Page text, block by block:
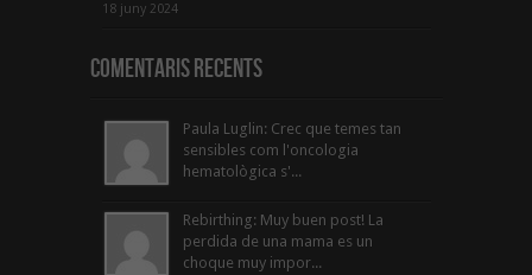
18 juny 2024
Comentaris Recents
Paula Luglin: Crec que temes tan
sensibles com l'oncologia
hematològica s'...
Rebirthing: Muy buen post! La
perdida de una mama es un
choque muy impor...